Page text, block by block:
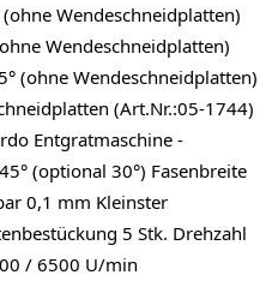
Wendeschneidplatten)
Wendeschneidplatten)
(ohne Wendeschneidplatten)
(Art.Nr.:05-1744)
Entgratmaschine -
(optional 30°) Fasenbreite
0,1 mm Kleinster
5 Stk. Drehzahl
/ 6500 U/min